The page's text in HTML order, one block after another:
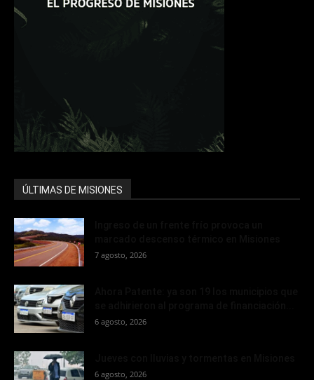
ÚLTIMAS DE MISIONES
7 agosto, 2026
6 agosto, 2026
6 agosto, 2026